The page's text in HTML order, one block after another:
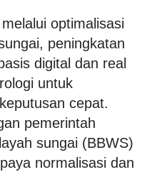
optimalisasi
peningkatan
digital dan real
untuk
cepat.
pemerintah
sungai (BBWS)
normalisasi dan